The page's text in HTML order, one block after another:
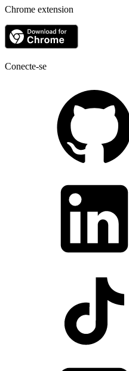
Chrome extension
Conecte-se